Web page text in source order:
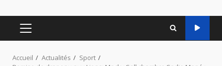
MENU
PRINCIPAL
Accueil Actualités
Sport